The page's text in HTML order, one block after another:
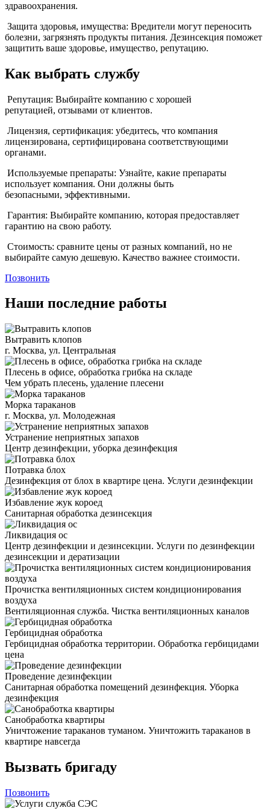
здравоохранения.
Защита здоровья, имущества: Вредители могут переносить
болезни, загрязнять продукты питания. Дезинсекция поможет
защитить ваше здоровье, имущество, репутацию.
Как выбрать службу
Репутация: Выбирайте компанию с хорошей
репутацией, отзывами от клиентов.
Лицензия, сертификация: убедитесь, что компания
лицензирована, сертифицирована соответствующими
органами.
Используемые препараты: Узнайте, какие препараты
использует компания. Они должны быть
безопасными, эффективными.
Гарантия: Выбирайте компанию, которая предоставляет
гарантию на свою работу.
Стоимость: сравните цены от разных компаний, но не
выбирайте самую дешевую. Качество важнее стоимости.
Позвонить
Наши последние работы
Вытравить клопов
г. Москва, ул. Центральная
Плесень в офисе, обработка грибка на складе
Чем убрать плесень, удаление плесени
Морка тараканов
г. Москва, ул. Молодежная
Устранение неприятных запахов
Центр дезинфекции, уборка дезинфекция
Потравка блох
Дезинфекция от блох в квартире цена. Услуги дезинфекции
Избавление жук короед
Санитарная обработка дезинсекция
Ликвидация ос
Центр дезинфекции и дезинсекции. Услуги по дезинфекции
дезинсекции и дератизации
Прочистка вентиляционных систем кондиционирования
воздуха
Вентиляционная служба. Чистка вентиляционных каналов
Гербицидная обработка
Гербицидная обработка территории. Обработка гербицидами
цена
Проведение дезинфекции
Санитарная обработка помещений дезинфекция. Уборка
дезинфекция
Санобработка квартиры
Уничтожение тараканов туманом. Уничтожить тараканов в
квартире навсегда
Вызвать бригаду
Позвонить